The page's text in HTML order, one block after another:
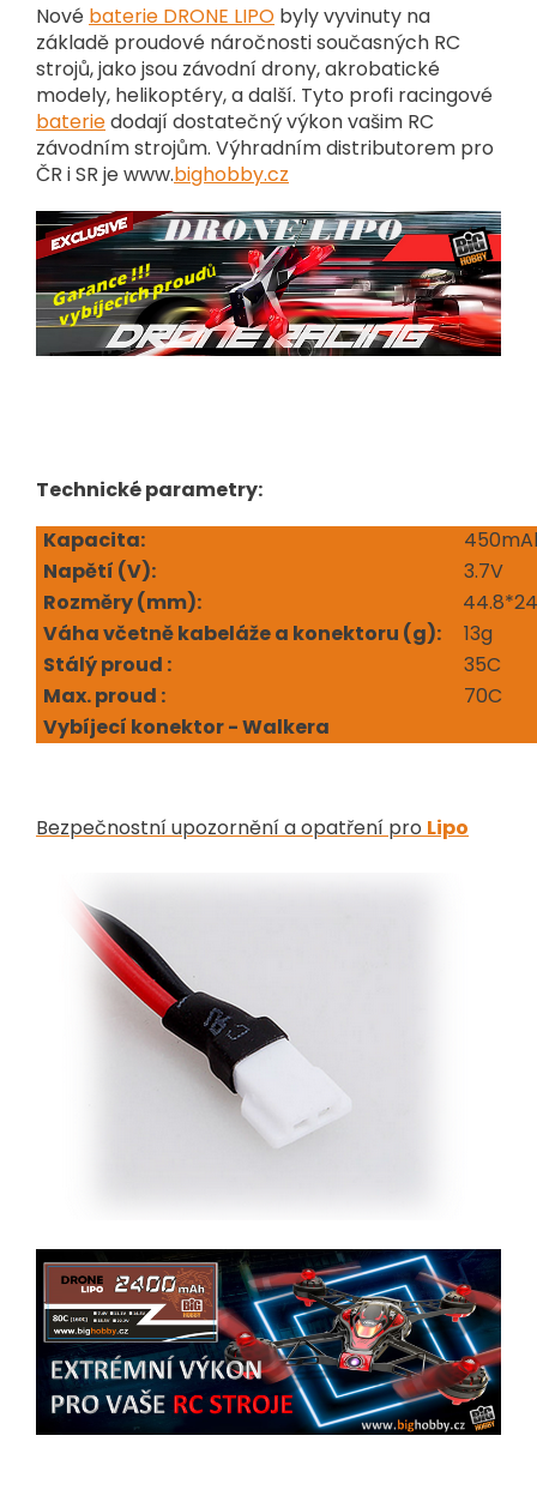
Nové baterie DRONE LIPO byly vyvinuty na
základě proudové náročnosti současných RC
strojů, jako jsou závodní drony, akrobatické
modely, helikoptéry, a další. Tyto profi racingové
bateriedodají dostatečný výkon vašim RC
závodním strojům. Výhradním distributorem pro
ČR i SR je www.bighobby.cz
Technické parametry:
Kapacita:
Napětí (V):
3.7V
Rozměry (mm):
Váha včetně kabeláže a konektoru (g):
13g
Stálý proud :
35C
Max. proud :
70C
Vybíjecí konektor - Walkera
Bezpečnostní upozornění a opatření pro Lipo